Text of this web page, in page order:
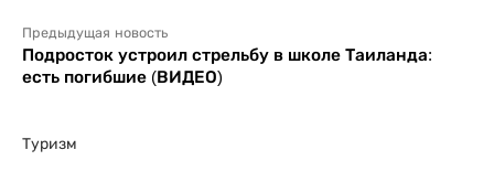
Предыдущая новость
Подросток устроил стрельбу в школе Таиланда:
есть погибшие (ВИДЕО)
Туризм